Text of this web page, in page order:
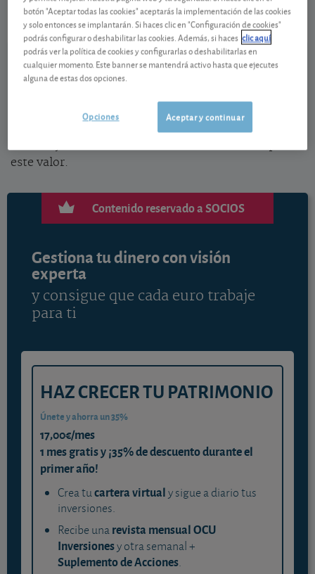
07/08/2026 Madrid
Ver detalladamente
En el último año el rendimiento en euros de esta
evolución de la cotización y una rentabilidad por
este valor.
Contenido reservado a SOCIOS
Gestiona tu dinero con visión
experta
y consigue que cada euro trabaje
para ti
HAZ CRECER TU PATRIMONIO
Únete y ahorra un 35%
17,00€/mes
1 mes gratis y ¡35% de descuento durante el
primer año!
Crea tucartera virtualy sigue a diario tus
inversiones.
Recibe unarevista mensual OCU
Inversionesy otra semanal +
Suplemento de Acciones.
botón "Aceptar todas las cookies" aceptarás la implementación de las cookies
y solo entonces se implantarán. Si haces clic en "Configuración de cookies"
podrás configurar o deshabilitar las cookies. Además, si haces clic aquí
podrás ver la política de cookies y configurarlas o deshabilitarlas en
cualquier momento. Este banner se mantendrá activo hasta que ejecutes
alguna de estas dos opciones.
Aceptar y continuar
Opciones